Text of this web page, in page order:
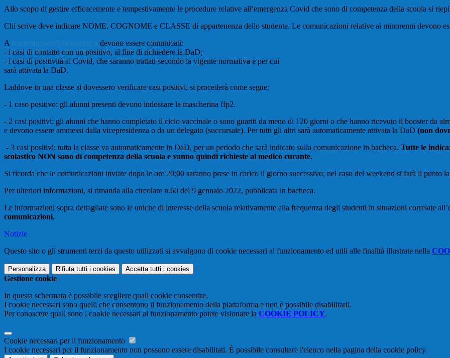
Allo scopo di gestire efficacemente e tempestivamente le procedure relative all’emergenza Covid che sono di competenza della scuola si
Chi scrive deve indicare NOME, COGNOME e CLASSE di appartenenza dello studente. Le comunicazioni relative ai minorenni devono
A
referenticovid@liceoking.it
devono essere comunicati:
- i casi di contatto con un positivo, al fine di richiedere la DaD;
- i casi di positività al Covid, che saranno trattati secondo la vigente normativa e per cui
sarà attivata la DaD.
Laddove in una classe si dovessero verificare casi positivi, si procederà come segue:
- 1 caso positivo: gli alunni presenti devono indossare la mascherina ffp2.
- 2 casi positivi: gli alunni che hanno completato il ciclo vaccinale o sono guariti da meno di 120 giorni o che hanno ricevuto il booster da
e devono essere ammessi dalla vicepresidenza o da un delegato (succursale). Per tutti gli altri sarà automaticamente attivata la DaD (non
- 3 casi positivi: tutta la classe va automaticamente in DaD, per un periodo che sarà indicato sulla comunicazione in bacheca. Tutte le
scolastico NON sono di competenza della scuola e vanno quindi richieste al medico curante.
Si ricorda che le comunicazioni inviate dopo le ore 20:00 saranno prese in carico il giorno successivo; nel caso del weekend si farà il punto
Per ulteriori informazioni, si rimanda alla circolare n.60 del 9 gennaio 2022, pubblicata in bacheca.
Le informazioni sopra dettagliate sono le uniche di interesse della scuola relativamente alla frequenza degli studenti in situazioni correlate
comunicazioni.
Notizie
Questo sito o gli strumenti terzi da questo utilizzati si avvalgono di cookie necessari al funzionamento ed utili alle finalità illustrate nella
Personalizza Rifiuta tutti i cookies Accetta tutti i cookies
Gestione cookie
In questa schermata è possibile scegliere quali cookie consentire.
I cookie necessari sono quelli che consentono il funzionamento della piattaforma e non è possibile disabilitarli.
Per conoscere quali sono i cookie necessari al funzionamento potete visionare la COOKIE POLICY.
Cookie necessari per il funzionamento
I cookie necessari per il funzionamento non possono essere disabilitati. È possibile consultare l'elenco nella pagina della cookie policy.